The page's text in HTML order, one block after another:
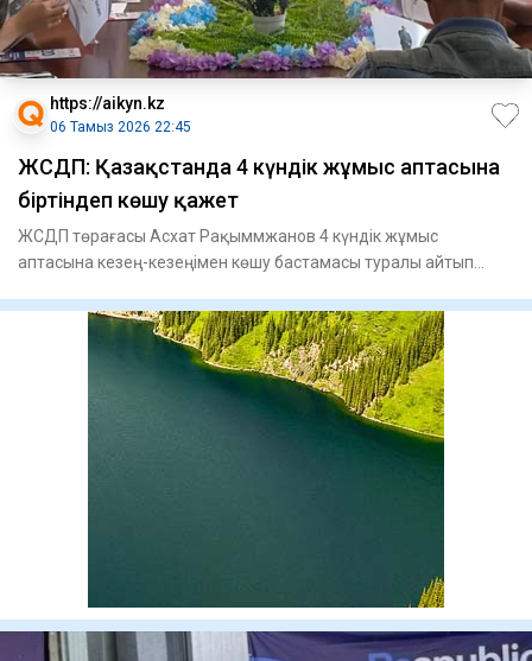
https://aikyn.kz
06 Тамыз 2026 22:45
ЖСДП: Қазақстанда 4 күндік жұмыс аптасына
біртіндеп көшу қажет
ЖСДП төрағасы Асхат Рақыммжанов 4 күндік жұмыс
аптасына кезең-кезеңімен көшу бастамасы туралы айтып